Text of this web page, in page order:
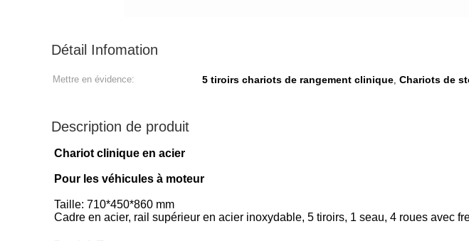
Détail Infomation
Mettre en évidence: 5 tiroirs chariots de rangement clinique, Chariots de
Description de produit
Chariot clinique en acier
Pour les véhicules à moteur
Taille: 710*450*860 mm
Cadre en acier, rail supérieur en acier inoxydable, 5 tiroirs, 1 seau, 4 roues avec